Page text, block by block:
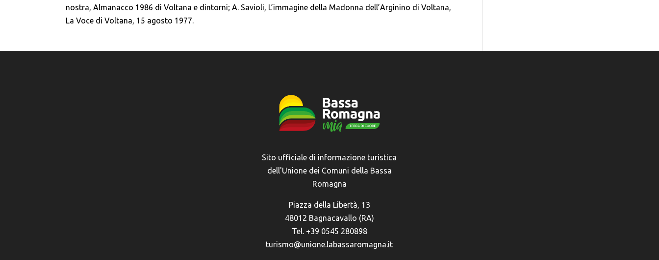
nostra, Almanacco 1986 di Voltana e dintorni; A. Savioli, L’immagine della Madonna dell’Arginino di Voltana,
La Voce di Voltana, 15 agosto 1977.
Sito ufficiale di informazione turistica
dell'Unione dei Comuni della Bassa
Romagna
Piazza della Libertà, 13
48012 Bagnacavallo (RA)
Tel. +39 0545 280898
turismo@unione.labassaromagna.it